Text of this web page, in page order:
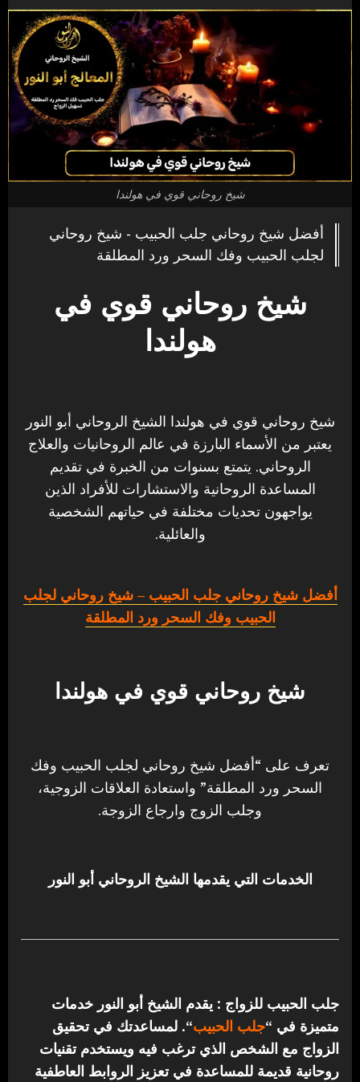
شيخ روحاني قوي في هولندا
أفضل شيخ روحاني جلب الحبيب - شيخ روحاني
لجلب الحبيب وفك السحر ورد المطلقة
شيخ روحاني قوي في
هولندا
شيخ روحاني قوي في هولندا الشيخ الروحاني أبو النور
يعتبر من الأسماء البارزة في عالم الروحانيات والعلاج
الروحاني. يتمتع بسنوات من الخبرة في تقديم
المساعدة الروحانية والاستشارات للأفراد الذين
يواجهون تحديات مختلفة في حياتهم الشخصية
والعائلية.
أفضل شيخ روحاني جلب الحبيب – شيخ روحاني لجلب
الحبيب وفك السحر ورد المطلقة
شيخ روحاني قوي في هولندا
تعرف على “أفضل شيخ روحاني لجلب الحبيب وفك
السحر ورد المطلقة” واستعادة العلاقات الزوجية،
وجلب الزوج وارجاع الزوجة.
الخدمات التي يقدمها الشيخ الروحاني أبو النور
جلب الحبيب للزواج : يقدم الشيخ أبو النور خدمات
متميزة في “جلب الحبيب“. لمساعدتك في تحقيق
الزواج مع الشخص الذي ترغب فيه ويستخدم تقنيات
روحانية قديمة للمساعدة في تعزيز الروابط العاطفية